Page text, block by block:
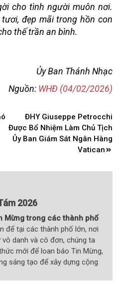
cho tình người muôn nơi.
đẹp mãi trong hồn con
thế trần an bình.
Ủy Ban Thánh Nhạc
Nguồn: WHĐ (04/02/2026)
ĐHY Giuseppe Petrocchi
Được Bổ Nhiệm Làm Chủ Tịch
Ủy Ban Giám Sát Ngân Hàng
Vatican
2026
Mừng trong các thành phố
để tại các thành phố lớn, nơi
danh và cô đơn, chúng ta
mới để loan báo Tin Mừng,
sáng tạo để xây dựng cộng